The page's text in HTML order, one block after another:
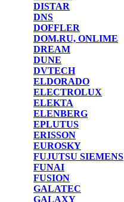
DISTAR
DNS
DOFFLER
DOM.RU, ONLIME
DREAM
DUNE
DVTECH
ELDORADO
ELECTROLUX
ELEKTA
ELENBERG
EPLUTUS
ERISSON
EUROSKY
FUJUTSU SIEMENS
FUNAI
FUSION
GALATEC
GALAXY